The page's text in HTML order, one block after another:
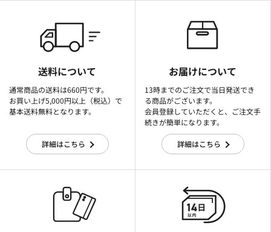
送料について
通常商品の送料は660円です。
お買い上げ5,000円以上（税込）で
基本送料無料となります。
詳細はこちら
お届けについて
13時までのご注文で当日発送でき
る商品がございます。
会員登録していただくと、ご注文手
続きが簡単になります。
詳細はこちら